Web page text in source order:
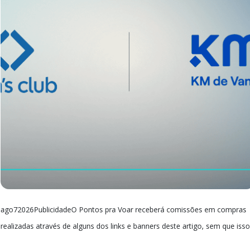
ago72026PublicidadeO Pontos pra Voar receberá comissões em compras
realizadas através de alguns dos links e banners deste artigo, sem que isso